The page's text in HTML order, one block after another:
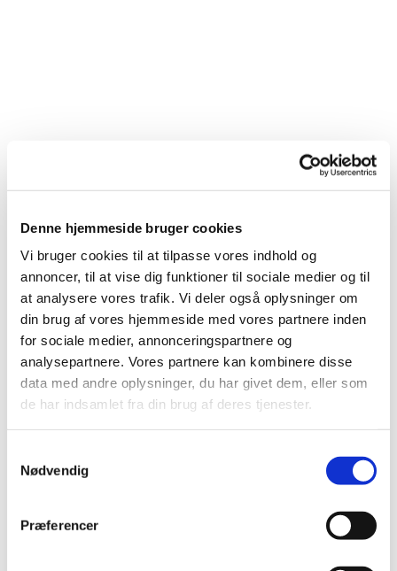
Denne hjemmeside bruger cookies
Vi bruger cookies til at tilpasse vores indhold og
annoncer, til at vise dig funktioner til sociale medier og til
at analysere vores trafik. Vi deler også oplysninger om
din brug af vores hjemmeside med vores partnere inden
for sociale medier, annonceringspartnere og
analysepartnere. Vores partnere kan kombinere disse
data med andre oplysninger, du har givet dem, eller som
de har indsamlet fra din brug af deres tjenester.
Nødvendig
Præferencer
Du vil måske også kunne
lide...